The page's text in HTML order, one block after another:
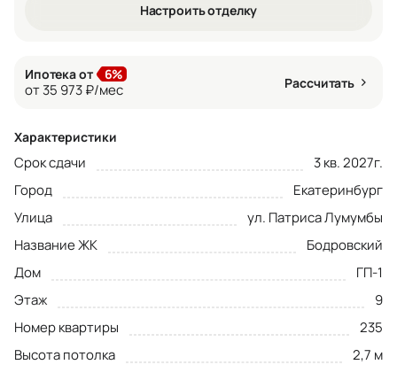
Настроить отделку
Ипотека от 6%
от 35 973 ₽/мес Рассчитать
Характеристики
Срок сдачи
3 кв. 2027г.
Город
Екатеринбург
Улица
ул. Патриса Лумумбы
Название ЖК
Бодровский
Дом
ГП-1
Этаж
9
Номер квартиры
235
Высота потолка
2,7 м